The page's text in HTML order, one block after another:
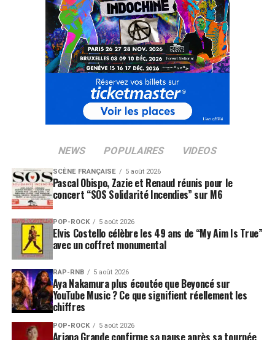
NEWS POPULAIRES VIDEOS
SCÈNE FRANÇAISE 5 août 2026
Pascal Obispo, Zazie et Renaud réunis pour le
concert “SOS Solidarité Incendies” sur M6
POP-ROCK 5 août 2026
Elvis Costello célèbre les 49 ans de “My Aim Is True”
avec un coffret monumental
RAP-RNB 5 août 2026
Aya Nakamura plus écoutée que Beyoncé sur
YouTube Music ? Ce que signifient réellement les
chiffres
POP-ROCK 5 août 2026
Ariana Grande confirme sa pause après sa tournée